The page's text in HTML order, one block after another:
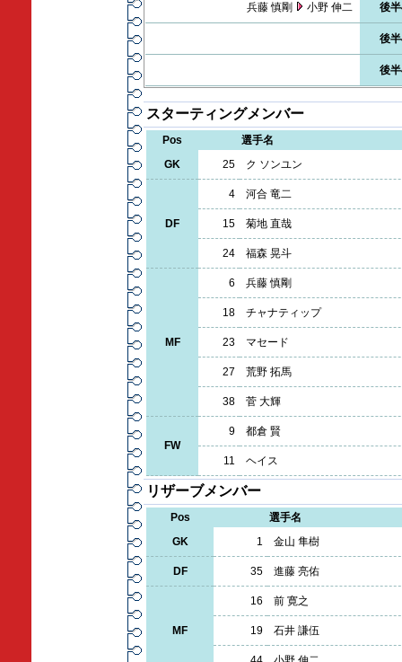
兵藤 慎剛 小野 伸二 後
後
後
スターティングメンバー
Pos
選手名
GK
25 ク ソンユン
DF
4 河合 竜二
15 菊地 直哉
24 福森 晃斗
MF
6 兵藤 慎剛
18 チャナティップ
23 マセード
27 荒野 拓馬
38 菅 大輝
FW
9 都倉 賢
11 ヘイス
リザーブメンバー
Pos
選手名
GK
1 金山 隼樹
DF 35 進藤 亮佑
MF
16 前 寛之
19 石井 謙伍